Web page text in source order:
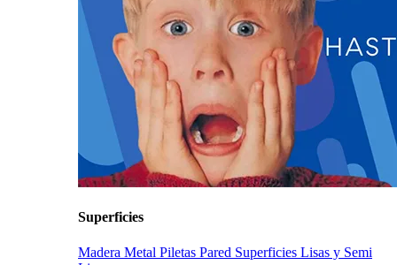
Superficies
Madera Metal Piletas Pared Superficies Lisas y Semi